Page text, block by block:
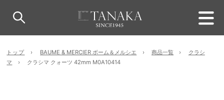
トップ BAUME & MERCIER ボーム＆メルシエ 商品一覧
クラシ
マ
クラシマ クォーツ 42mm M0A10414